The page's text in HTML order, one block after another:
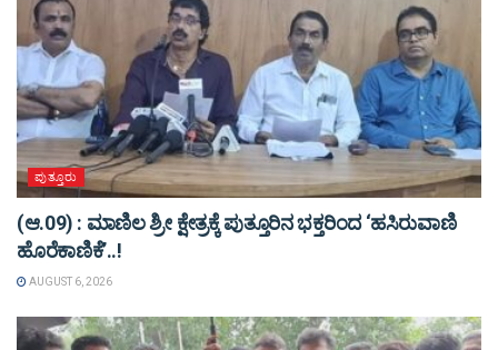
ಪುತ್ತೂರು
(ಆ.09) : ಮಾಣಿಲ ಶ್ರೀ ಕ್ಷೇತ್ರಕ್ಕೆ ಪುತ್ತೂರಿನ ಭಕ್ತರಿಂದ ‘ಹಸಿರುವಾಣಿ
ಹೊರೆಕಾಣಿಕೆ’..!
AUGUST 6, 2026